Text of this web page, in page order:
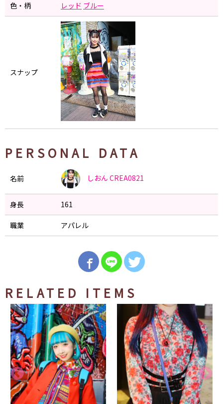
色・柄 レッド ブルー
スナップ
PERSONAL DATA
名前 しおん CREA0821
身長 161
職業 アパレル
RELATED ITEMS